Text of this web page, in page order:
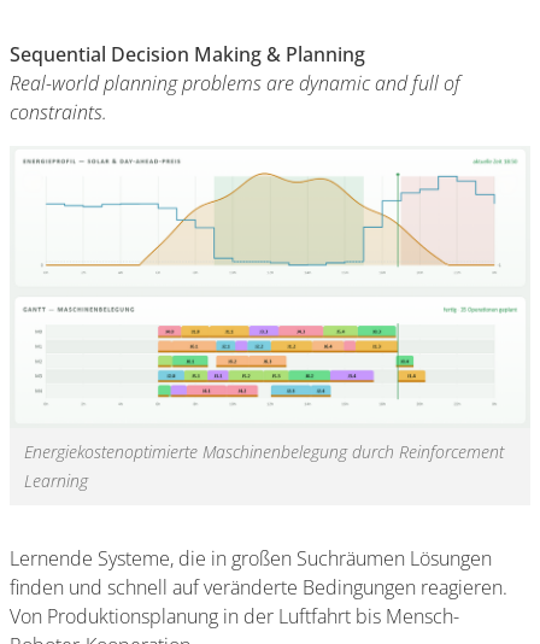
Sequential Decision Making & Planning
Real-world planning problems are dynamic and full of
constraints.
Energiekostenoptimierte Maschinenbelegung durch Reinforcement
Learning
Lernende Systeme, die in großen Suchräumen Lösungen
finden und schnell auf veränderte Bedingungen reagieren.
Von Produktionsplanung in der Luftfahrt bis Mensch-